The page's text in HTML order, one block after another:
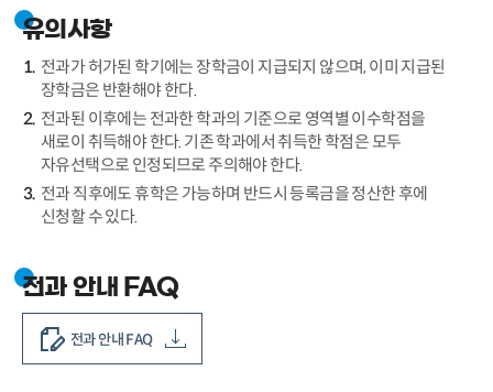
유의사항
전과가 허가된 학기에는 장학금이 지급되지 않으며, 이미 지급된
장학금은 반환해야 한다.
전과된 이후에는 전과한 학과의 기준으로 영역별 이수학점을
새로이 취득해야 한다. 기존 학과에서 취득한 학점은 모두
자유선택으로 인정되므로 주의해야 한다.
전과 직후에도 휴학은 가능하며 반드시 등록금을 정산한 후에
신청할 수 있다.
전과 안내 FAQ
전과 안내 FAQ